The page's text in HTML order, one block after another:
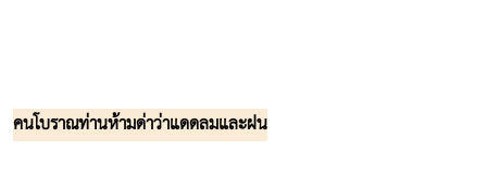
คนโบราณท่านห้ามด่าว่าแดดลมและฝน